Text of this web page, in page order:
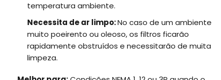
temperatura ambiente.
Necessita de ar limpo:No caso de um ambiente
muito poeirento ou oleoso, os filtros ficarão
rapidamente obstruídos e necessitarão de muita
limpeza.